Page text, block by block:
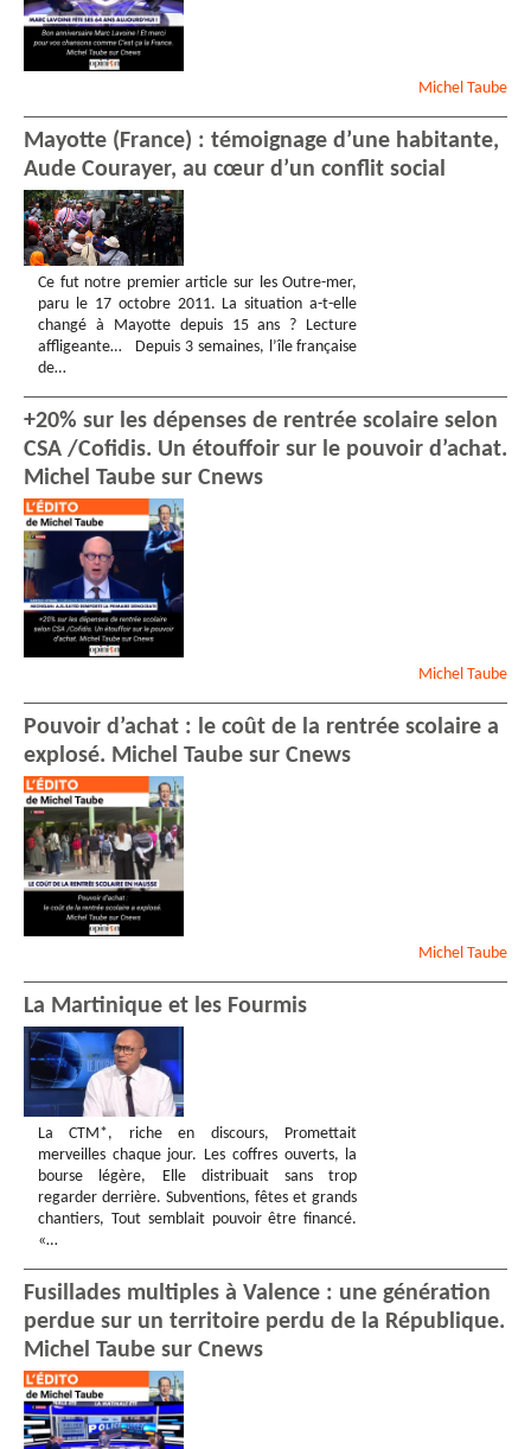
Michel Taube
Mayotte (France) : témoignage d’une habitante,
Aude Courayer, au cœur d’un conflit social
Ce fut notre premier article sur les Outre-mer,
paru le 17 octobre 2011. La situation a-t-elle
changé à Mayotte depuis 15 ans ? Lecture
affligeante… Depuis 3 semaines, l’île française
de…
+20% sur les dépenses de rentrée scolaire selon
CSA /Cofidis. Un étouffoir sur le pouvoir d’achat.
Michel Taube sur Cnews
Michel Taube
Pouvoir d’achat : le coût de la rentrée scolaire a
explosé. Michel Taube sur Cnews
Michel Taube
La Martinique et les Fourmis
La CTM*, riche en discours, Promettait
merveilles chaque jour. Les coffres ouverts, la
bourse légère, Elle distribuait sans trop
regarder derrière. Subventions, fêtes et grands
chantiers, Tout semblait pouvoir être financé.
«…
Fusillades multiples à Valence : une génération
perdue sur un territoire perdu de la République.
Michel Taube sur Cnews